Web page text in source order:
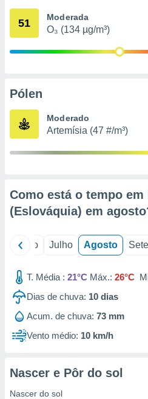
através
estudos
1199
51 Moderada
O₃ (134 µg/m³)
Pólen
Moderado
Artemísia (47 #/m³)
Como está o tempo em
(Eslováquia) em agosto
Junho Julho Agosto
T. Média : 21°C Máx.: 26°C
Dias de chuva: 10 dias
Acum. de chuva: 73 mm
Vento médio: 10 km/h
Nascer e Pôr do sol
Nascer do sol